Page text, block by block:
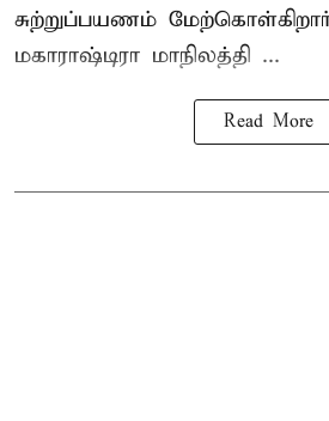
சுற்றுப்பயணம்
மகாராஷ்டிரா மாநிலத்தி ...
Read More